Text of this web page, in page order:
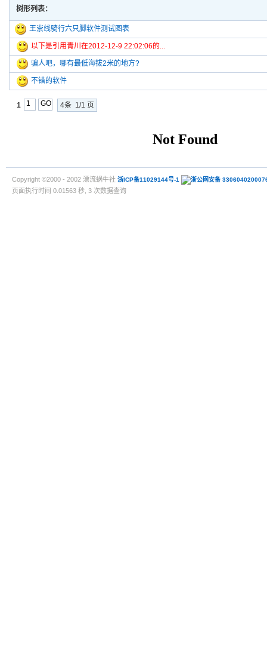
树形列表：
王崇线骑行六只脚软件测试图表
以下是引用青川在2012-12-9 22:02:06的...
骗人吧，哪有最低海拔2米的地方?
不错的软件
1 4条 1/1 页
Copyright ©2000 - 2002 漂流蜗牛社 浙ICP备11029144号-1 浙公网安备
页面执行时间 0.01563 秒, 3 次数据查询